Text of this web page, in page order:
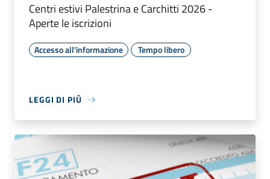
Centri estivi Palestrina e Carchitti 2026 -
Aperte le iscrizioni
Accesso all'informazione Tempo libero
LEGGI DI PIÙ